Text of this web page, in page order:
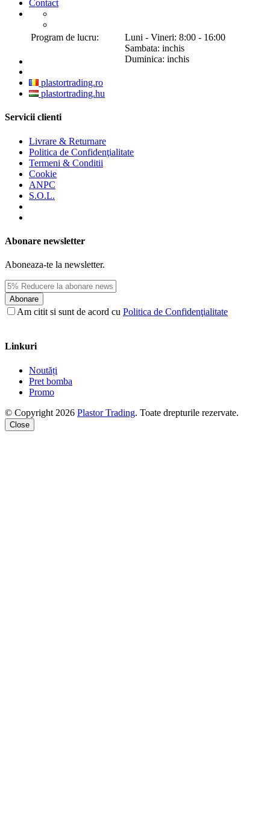
Contact
Program de lucru:
Luni - Vineri: 8:00 - 16:00
Sambata: inchis
Duminica: inchis
plastortrading.ro
plastortrading.hu
Servicii clienti
Livrare & Returnare
Politica de Confidenţialitate
Termeni & Conditii
Cookie
ANPC
S.O.L.
Abonare newsletter
Aboneaza-te la newsletter.
Abonare
Am citit si sunt de acord cu Politica de Confidenţialitate
Linkuri
Noutăți
Pret bomba
Promo
© Copyright 2026 Plastor Trading. Toate drepturile rezervate.
Close